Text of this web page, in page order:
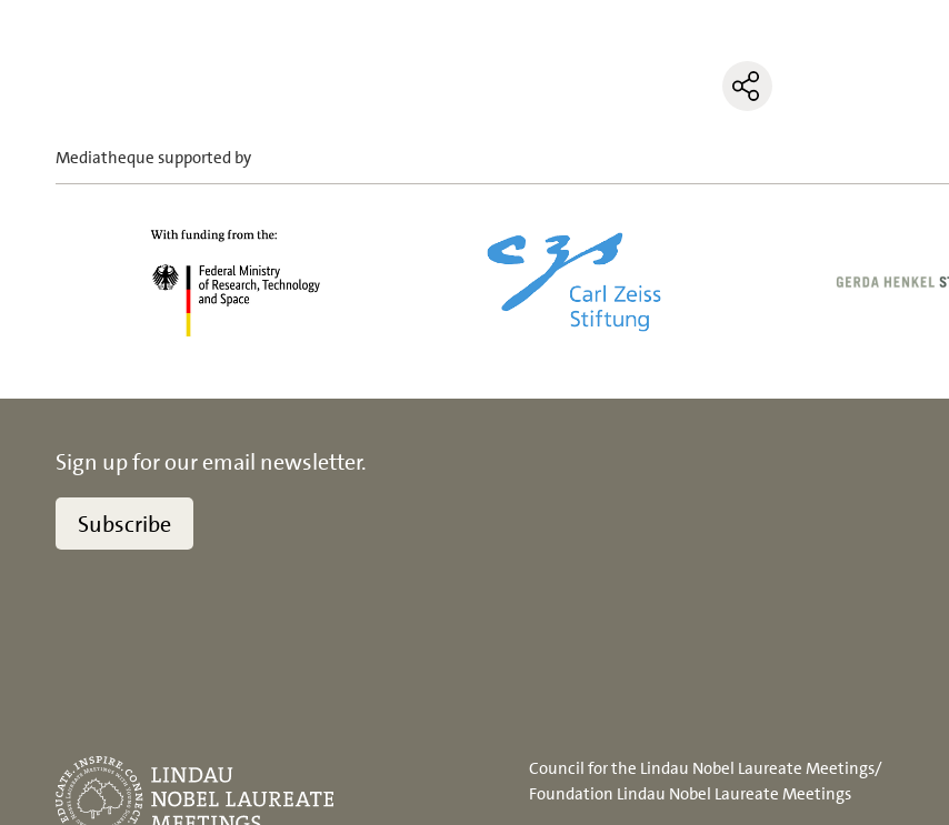
Mediatheque supported by
Sign up for our email newsletter.
Subscribe
Council for the Lindau Nobel Laureate Meetings/
Foundation Lindau Nobel Laureate Meetings